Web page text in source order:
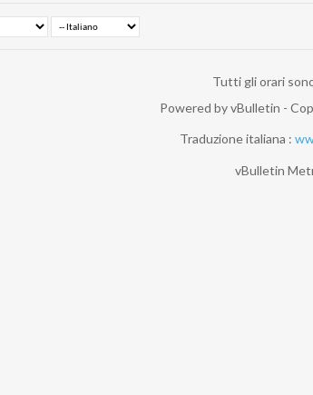
Tutti gli orari
Powered by vBulletin -
Traduzione italiana :
vBulletin